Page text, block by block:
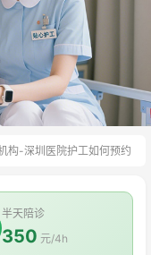
构-深圳医院护工如何预约
半天陪诊
350 元/4h